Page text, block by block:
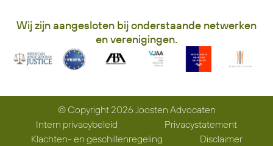
Wij zijn aangesloten bij onderstaande netwerken
en verenigingen.
© Copyright 2026 Joosten Advocaten
Intern privacybeleid
Privacystatement
Klachten- en geschillenregeling
Disclaimer